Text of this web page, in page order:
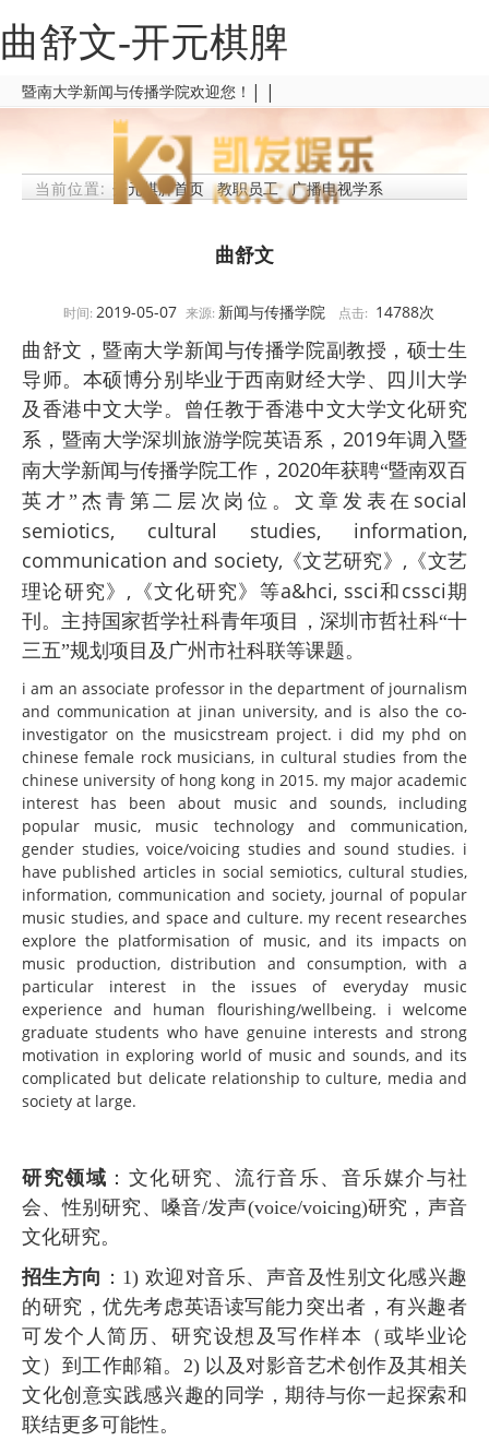
曲舒文-开元棋脾
暨南大学新闻与传播学院欢迎您！ | |
当前位置: 开元棋脾首页 教职员工 广播电视学系
曲舒文
时间: 2019-05-07 来源: 新闻与传播学院 点击: 14788次
曲舒文，暨南大学新闻与传播学院副教授，硕士生
导师。本硕博分别毕业于西南财经大学、四川大学
及香港中文大学。曾任教于香港中文大学文化研究
系，暨南大学深圳旅游学院英语系，2019年调入暨
南大学新闻与传播学院工作， 2020年获聘“暨南双百
英才”杰青第二层次岗位。文章发表在 social
semiotics, cultural studies, information,
communication and society, 《文艺研究》 , 《文艺
理论研究》 , 《文化研究》等a&hci, ssci和 cssci期
刊。主持国家哲学社科青年项目，深圳市哲社科“十
三五”规划项目及广州市社科联等课题。
i am an associate professor in the department of journalism
and communication at jinan university, and is also the co-
investigator on the musicstream project. i did my phd on
chinese female rock musicians, in cultural studies from the
chinese university of hong kong in 2015. my major academic
interest has been about music and sounds, including
popular music, music technology and communication,
gender studies, voice/voicing studies and sound studies. i
have published articles in social semiotics, cultural studies,
information, communication and society, journal of popular
music studies, and space and culture. my recent researches
explore the platformisation of music, and its impacts on
music production, distribution and consumption, with a
particular interest in the issues of everyday music
experience and human flourishing/wellbeing. i welcome
graduate students who have genuine interests and strong
motivation in exploring world of music and sounds, and its
complicated but delicate relationship to culture, media and
society at large.
研究领域 ：文化研究、流行音乐、音乐媒介与社
会、性别研究、嗓音/发声(voice/voicing)研究，声音
文化研究。
招生方向 ： 1) 欢迎对音乐、声音及性别文化感兴趣
的研究，优先考虑英语读写能力突出者，有兴趣者
可发个人简历、研究设想及写作样本（或毕业论
文）到工作邮箱。 2) 以及对影音艺术创作及其相关
文化创意实践感兴趣的同学，期待与你一起探索和
联结更多可能性。